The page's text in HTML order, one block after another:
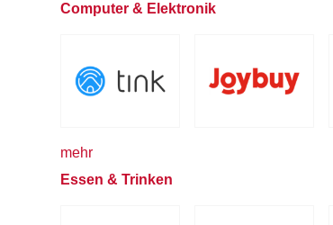
Computer & Elektronik
mehr
Essen & Trinken